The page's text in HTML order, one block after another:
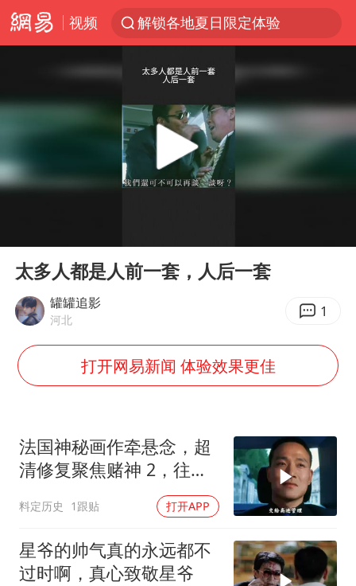
视频
解锁各地夏日限定体验
金饰克价一夜涨回1300元
新疆景区自驾服务费改为按车收费
视频丨中国东方电气集团原党组副书记、董事宋致远被查
几元成本 千万市值蒸发
浙江台州《告全体市民书》
香港宏福苑火灾或由烟头引起
“不怕六爷挂得多 就怕六爷挂一颗”
多个明星演唱会取消
36岁男演员成景区NPC后人气爆棚
人民的健康、体质、幸福一脉相承
Play
太多人都是人前一套，人后一套
罐罐追影
河北 1
打开网易新闻 体验效果更佳
法国神秘画作牵悬念，超
清修复聚焦赌神 2，往昔
料定历史 1跟贴 打开APP
星爷的帅气真的永远都不
过时啊，真心致敬星爷